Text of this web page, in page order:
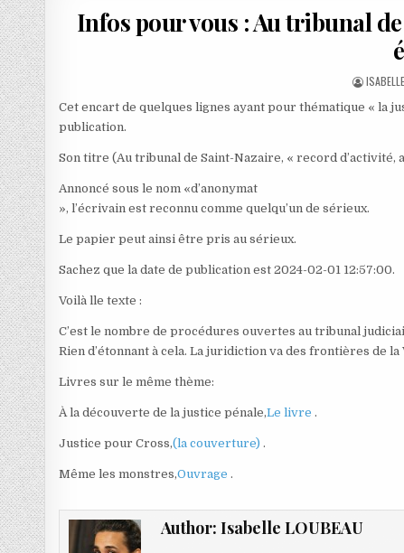
Infos pour vous : Au tribunal
AUTHOR:
Cet encart de quelques lignes ayant pour thématique « la
publication.
Son titre (Au tribunal de Saint-Nazaire, « record d’activité,
Annoncé sous le nom «d’anonymat
», l’écrivain est reconnu comme quelqu’un de sérieux.
Le papier peut ainsi être pris au sérieux.
Sachez que la date de publication est 2024-02-01 12:57:00.
Voilà lle texte :
C’est le nombre de procédures ouvertes au tribunal
Rien d’étonnant à cela. La juridiction va des frontières de la
Livres sur le même thème:
À la découverte de la justice pénale,Le livre.
Justice pour Cross,(la couverture).
Même les monstres,Ouvrage.
Author: Isabelle LOUBEAU